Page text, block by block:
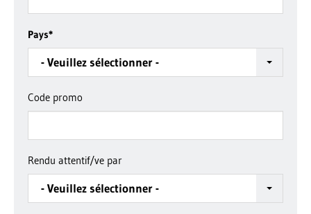
Pays*
- Veuillez sélectionner -
Code promo
Rendu attentif/ve par
- Veuillez sélectionner -